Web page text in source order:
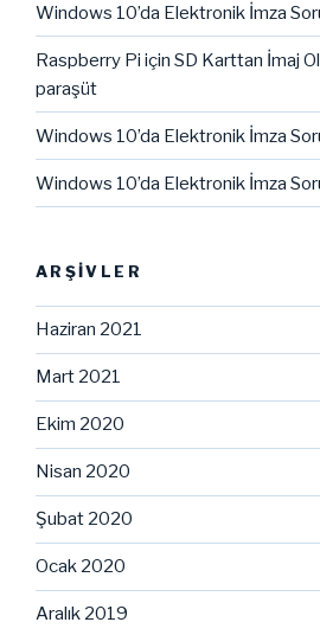
Windows 10’da Elektronik İmza
Raspberry Pi için SD Karttan İmaj
paraşüt
Windows 10’da Elektronik İmza
Windows 10’da Elektronik İmza
ARŞIVLER
Haziran 2021
Mart 2021
Ekim 2020
Nisan 2020
Şubat 2020
Ocak 2020
Aralık 2019